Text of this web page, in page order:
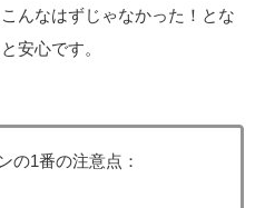
んなはずじゃなかった！とな
安心です。
の1番の注意点：